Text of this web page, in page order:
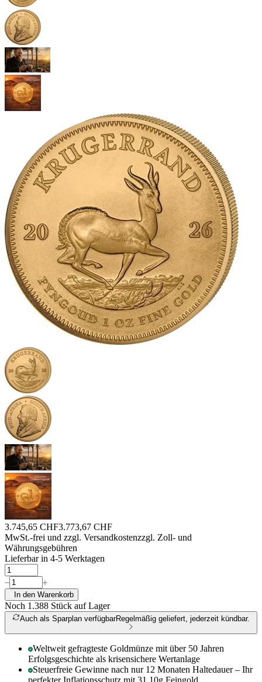
3.745,65 CHF3.773,67 CHF
MwSt.-frei und zzgl. Versandkostenzzgl. Zoll- und
Währungsgebühren
Lieferbar in 4-5 Werktagen
In den Warenkorb
Noch 1.388 Stück auf Lager
Auch als Sparplan verfügbarRegelmäßig geliefert, jederzeit kündbar.
Weltweit gefragteste Goldmünze mit über 50 Jahren
Erfolgsgeschichte als krisensichere Wertanlage
Steuerfreie Gewinne nach nur 12 Monaten Haltedauer – Ihr
perfekter Inflationsschutz mit 31,10g Feingold